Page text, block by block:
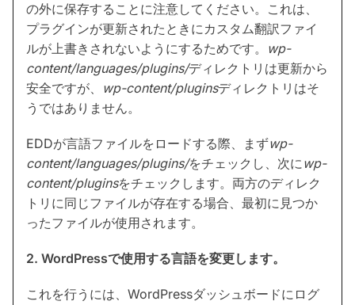
の外に保存することに注意してください。これは、
プラグインが更新されたときにカスタム翻訳ファイ
ルが上書きされないようにするためです。 wp-
content/languages/plugins/ディレクトリは更新から
安全ですが、 wp-content/pluginsディレクトリはそ
うではありません。
EDDが言語ファイルをロードする際、まずwp-
content/languages/plugins/をチェックし、次にwp-
content/pluginsをチェックします。両方のディレク
トリに同じファイルが存在する場合、最初に見つか
ったファイルが使用されます。
2. WordPressで使用する言語を変更します。
これを行うには、WordPressダッシュボードにログ